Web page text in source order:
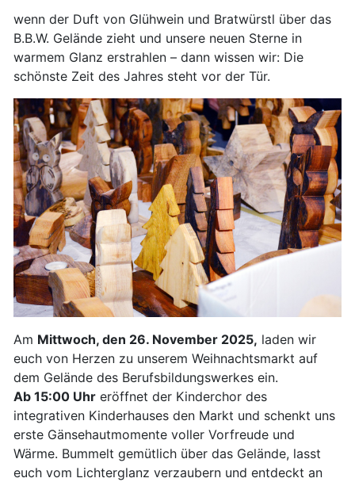
wenn der Duft von Glühwein und Bratwürstl über das
B.B.W. Gelände zieht und unsere neuen Sterne in
warmem Glanz erstrahlen – dann wissen wir: Die
schönste Zeit des Jahres steht vor der Tür.
Am Mittwoch, den 26. November 2025, laden wir
euch von Herzen zu unserem Weihnachtsmarkt auf
dem Gelände des Berufsbildungswerkes ein.
Ab 15:00 Uhr eröffnet der Kinderchor des
integrativen Kinderhauses den Markt und schenkt uns
erste Gänsehautmomente voller Vorfreude und
Wärme. Bummelt gemütlich über das Gelände, lasst
euch vom Lichterglanz verzaubern und entdeckt an